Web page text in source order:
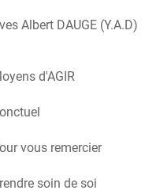
Albert DAUGE (Y.A.D)
d'AGIR
vous remercier
soin de soi